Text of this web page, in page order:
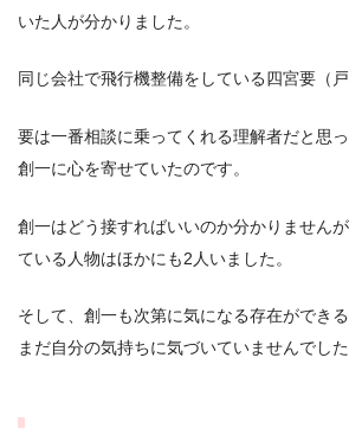
いた人が分かりました。
同じ会社で飛行機整備をしている四宮要（戸
要は一番相談に乗ってくれる理解者だと思
創一に心を寄せていたのです。
創一はどう接すればいいのか分かりません
ている人物はほかにも2人いました。
そして、創一も次第に気になる存在ができる
まだ自分の気持ちに気づいていませんでした